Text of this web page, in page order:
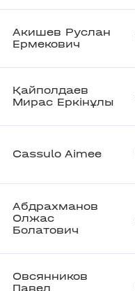
Акишев Руслан
Ермекович
Қайполдаев
Мирас Еркінұлы
Cassulo Aimee
Абдрахманов
Олжас
Болатович
Овсянников